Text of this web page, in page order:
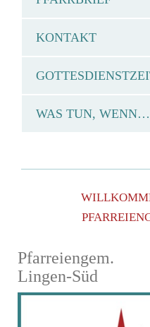
KONTAKT
WAS TUN, WENN…
Pfarreiengem.
Lingen-Süd